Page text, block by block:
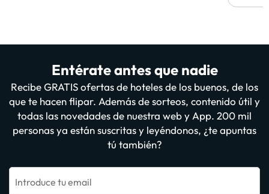
Entérate antes que nadie
Recibe GRATIS ofertas de hoteles de los buenos, de los
que te hacen flipar. Además de sorteos, contenido útil y
todas las novedades de nuestra web y App. 200 mil
personas ya están suscritas y leyéndonos, ¿te apuntas
tú también?
Introduce tu email